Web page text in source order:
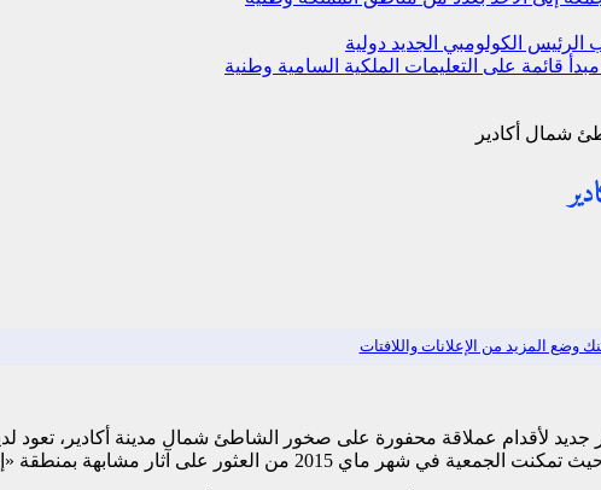
الكولومبي الجديد دولية
قائمة على التعليمات الملكية السامية وطنية
شمال أكادير
وضع المزيد من الإعلانات واللافتات
أثر جديد لأقدام عملاقة محفورة على صخور الشاطئ شمال مدينة أكادير،
آثار مشابهة بمنطقة «إنزا» جنوب مدينة أكادير.